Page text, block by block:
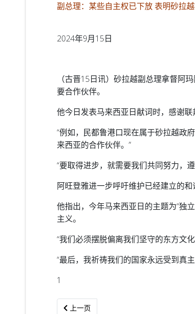
副总理：某些自主权已下放 表明砂拉
2024年9月15日
（古晋15日讯）砂拉越副总理拿督阿
要合作伙伴。
他今日发表马来西亚日献词时，感谢
“例如，民都鲁港口现在属于砂拉越政
来西亚的合作伙伴。”
“要取得进步，就需要我们共同努力，
阿旺登雅进一步呼吁维护已经建立的和
他指出，今年马来西亚日的主题为“独
主义。
“我们必须摆脱偏离我们坚守的东方文
“最后，我祈祷我们的国家永远受到真
1
上一篇文章: 9月16日 --- 马来西亚成立日
上一页